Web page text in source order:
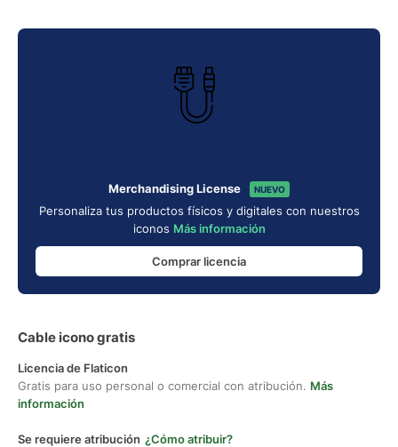
Merchandising License NUEVO
Personaliza tus productos físicos y digitales con nuestros
iconos Más información
Comprar licencia
Cable icono gratis
Licencia de Flaticon
Gratis para uso personal o comercial con atribución. Más
información
Se requiere atribución ¿Cómo atribuir?